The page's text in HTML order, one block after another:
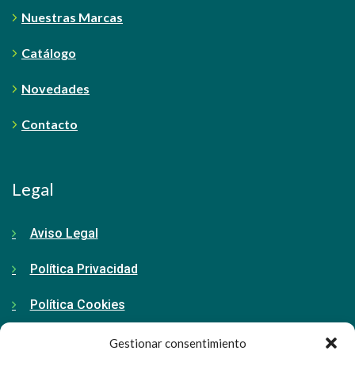
Gestionar consentimiento
Nuestras Marcas
Catálogo
Novedades
Contacto
Legal
Aviso Legal
Política Privacidad
Política Cookies